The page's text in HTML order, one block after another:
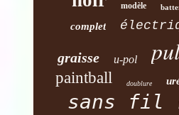
modèle
complet
graisse u-pol
paintball doublure
sans fil